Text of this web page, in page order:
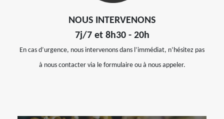
NOUS INTERVENONS
7j/7 et 8h30 - 20h
En cas d’urgence, nous intervenons dans l’immédiat, n’hésitez pas
à nous contacter via le formulaire ou à nous appeler.